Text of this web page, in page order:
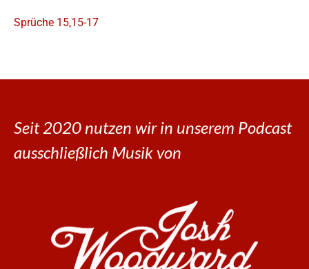
Sprüche 15,15-17
Seit 2020 nutzen wir in unserem Podcast
ausschließlich Musik von